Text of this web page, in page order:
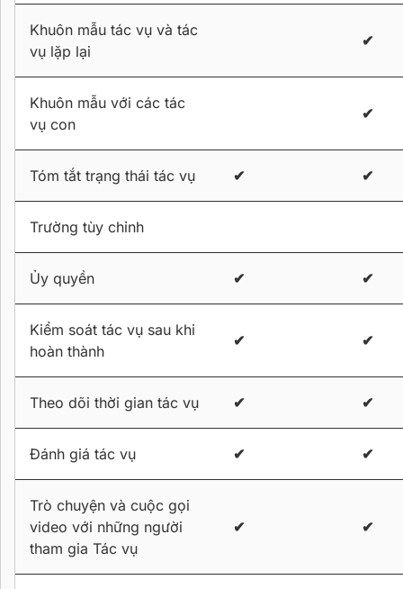
Khuôn mẫu tác vụ và tác
vụ lặp lại
✔
Khuôn mẫu với các tác
vụ con
✔
Tóm tắt trạng thái tác vụ ✔ ✔
Trường tùy chỉnh
Ủy quyền ✔ ✔
Kiểm soát tác vụ sau khi
hoàn thành
✔ ✔
Theo dõi thời gian tác vụ ✔ ✔
Đánh giá tác vụ ✔ ✔
Trò chuyện và cuộc gọi
video với những người
tham gia Tác vụ
✔ ✔